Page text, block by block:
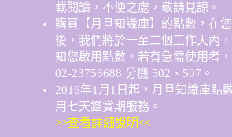
載閱讀，不便之處，敬請見諒。
購買【月旦知識庫】的點數，在
後，我們將於一至二個工作天內
知您啟用點數。若有急需使用者
02-23756688 分機 502、507。
2016年1月1日起，月旦知識庫點
用七天鑑賞期服務。
>>查看詳細說明<<